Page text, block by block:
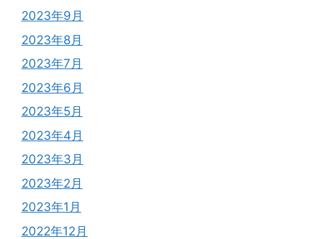
2023年9月
2023年8月
2023年7月
2023年6月
2023年5月
2023年4月
2023年3月
2023年2月
2023年1月
2022年12月